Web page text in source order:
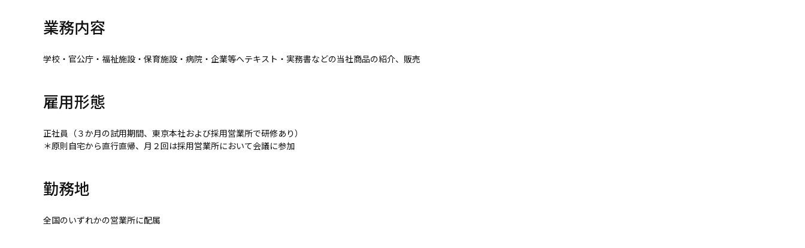
業務内容
学校・官公庁・福祉施設・保育施設・病院・企業等へテキスト・実務書などの当社商品の紹介、販売
雇用形態
正社員（３か月の試用期間、東京本社および採用営業所で研修あり）
＊原則自宅から直行直帰、月２回は採用営業所において会議に参加
勤務地
全国のいずれかの営業所に配属